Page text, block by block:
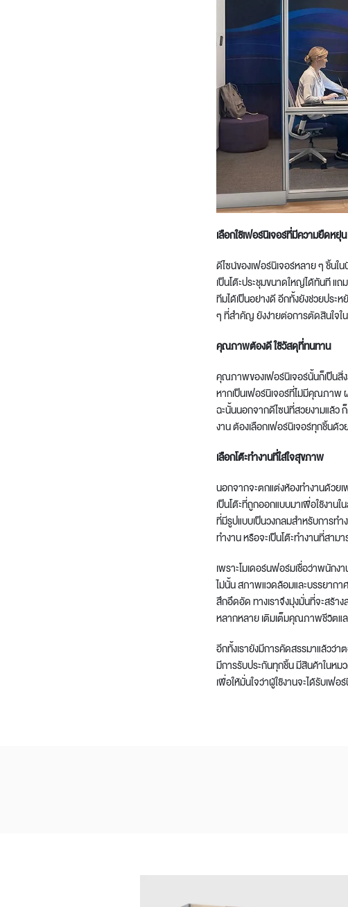
เลือกใช้เฟอร์นิเจอร์ที่มีความยืดหยุ่น
ดีไซน์ของเฟอร์นิเจอร์หลาย ๆ ชิ้น
เป็นโต๊ะประชุมขนาดใหญ่ได้ทันที แ
ทีมได้เป็นอย่างดีอีกทั้งยังช่วยประห
ๆ ที่สำคัญ ยังง่ายต่อการตัดสินใจใ
คุณภาพต้องดี ใช้วัสดุที่ทนทาน
คุณภาพของเฟอร์นิเจอร์นั้นก็เป็นสิ่
หากเป็นเฟอร์นิเจอร์ที่ไม่มีคุณภาพ
ฉะนั้นนอกจากดีไซน์ที่สวยงามแล้
งาน ต้องเลือกเฟอร์นิเจอร์ทุกชิ้นด้ว
เลือกโต๊ะทำงานที่ใส่ใจสุขภาพ
นอกจากจะตกแต่งห้องทำงานด้วย
เป็นโต๊ะที่ถูกออกแบบมาเพื่อใช้งาน
ที่มีรูปแบบเป็นวงกลมสำหรับการท
ทำงานหรือจะเป็นโต๊ะทำงานที่สาม
เพราะโมเดอร์นฟอร์มเชื่อว่าพนัก
ไม่นั้น สภาพแวดล้อมและบรรยากา
สึกอึดอัด ทางเราจึงมุ่งมั่นที่จะสร้
หลากหลาย เติมเต็มคุณภาพชีวิตแ
อีกทั้งเรายังมีการคัดสรรมาแล้ว
มีการรับประกันทุกชิ้น มีสินค้าในหม
เพื่อให้มั่นใจว่าผู้ใช้งานจะได้รับเ